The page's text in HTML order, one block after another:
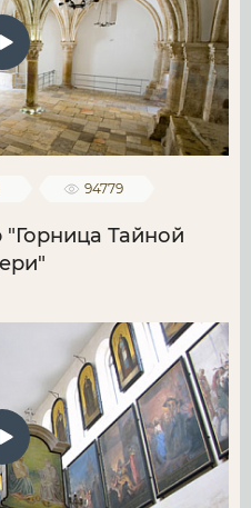
94779
Тайной